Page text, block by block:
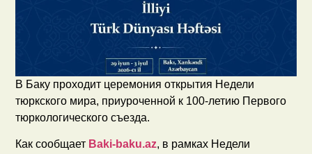
В Баку проходит церемония открытия Недели
тюркского мира, приуроченной к 100-летию Первого
тюркологического съезда.
Как сообщает Baki-baku.az, в рамках Недели